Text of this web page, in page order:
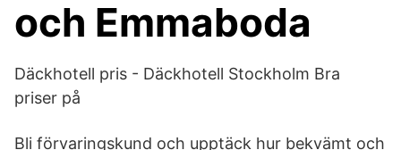
och Emmaboda
Däckhotell pris - Däckhotell Stockholm Bra
priser på
Bli förvaringskund och upptäck hur bekvämt och